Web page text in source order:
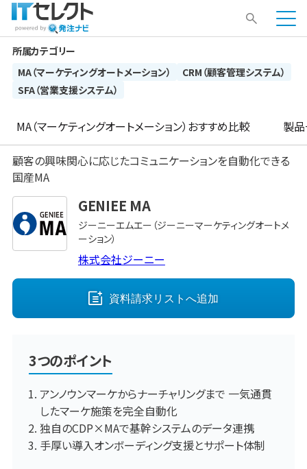
所属カテゴリー
MA（マーケティングオートメーション）
CRM（顧客管理システム）
SFA（営業支援システム）
MA（マーケティングオートメーション） おすすめ比較 製
顧客の興味関心に応じたコミュニケーションを自動化できる
国産MA
GENIEE MA
ジーニーエムエー（ジーニーマーケティングオートメ
ーション）
株式会社ジーニー
資料請求リストへ追加
3つのポイント
アンノウンマーケからナーチャリングまで 一気通貫
したマーケ施策を完全自動化
独自のCDP×MAで基幹システムのデータ連携
手厚い導入オンボーディング支援とサポート体制